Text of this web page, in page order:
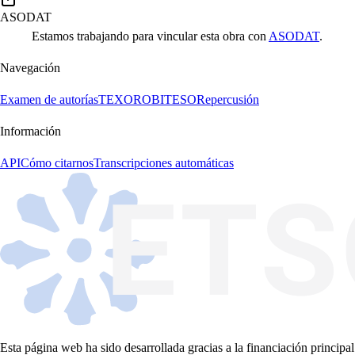
ASODAT
Estamos trabajando para vincular esta obra con ASODAT.
Navegación
Examen de autoríasTEXOROBITESORepercusión
Información
APICómo citarnosTranscripciones automáticas
Esta página web ha sido desarrollada gracias a la financiación